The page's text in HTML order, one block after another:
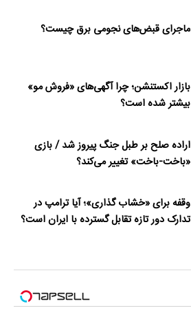
ماجرای قبض‌های نجومی برق چیست؟
بازار اکستنشن؛ چرا آگهی‌های «فروش مو»
بیشتر شده است؟
اراده صلح بر طبل جنگ پیروز شد / بازی
«باخت-باخت» تغییر می‌کند؟
وقفه برای «خشاب گذاری»؛ آیا ترامپ در
تدارک دور تازه تقابل گسترده با ایران است؟